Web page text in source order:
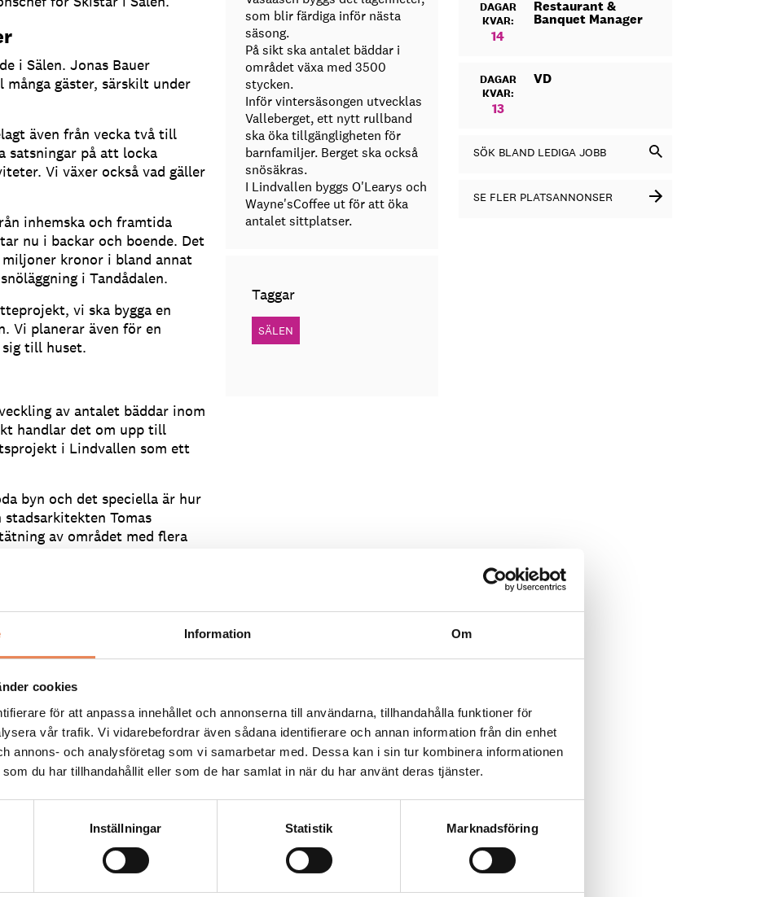
Information Om
cookies
för att anpassa innehållet och annonserna till användarna, tillhandahålla funktioner för
vår trafik. Vi vidarebefordrar även sådana identifierare och annan information från din enhet
annons- och analysföretag som vi samarbetar med. Dessa kan i sin tur kombinera informationen
du har tillhandahållit eller som de har samlat in när du har använt deras tjänster.
Inställningar Statistik Marknadsföring
i Sälen. Jonas Bauer
gäster, särskilt under
även från vecka två till
satsningar på att locka
Vi växer också vad gäller
inhemska och framtida
nu i backar och boende. Det
kronor i bland annat
i Tandådalen.
vi ska bygga en
Vi planerar även för en
till huset.
av antalet bäddar inom
handlar det om upp till
i Lindvallen som ett
byn och det speciella är hur
Tomas
av området med flera
är svår att uppskatta,
stora investeringar, bara
på upp till 400 miljoner
blir av. Vad
flygplatsen och vår
Jonas Bauer.
instämmer.
kunna utvecklas som
från nationell destination
som Skistar står för?
som blir färdiga inför nästa
säsong.
På sikt ska antalet bäddar i
området växa med 3500
stycken.
Inför vintersäsongen utvecklas
Valleberget, ett nytt rullband
ska öka tillgängligheten för
barnfamiljer. Berget ska också
snösäkras.
I Lindvallen byggs O'Learys och
Wayne'sCoffee ut för att öka
antalet sittplatser.
Taggar
SÄLEN
DAGAR
KVAR:
14
Restaurant &
Banquet Manager
DAGAR
KVAR:
13
VD
SÖK BLAND LEDIGA JOBB
SE FLER PLATSANNONSER